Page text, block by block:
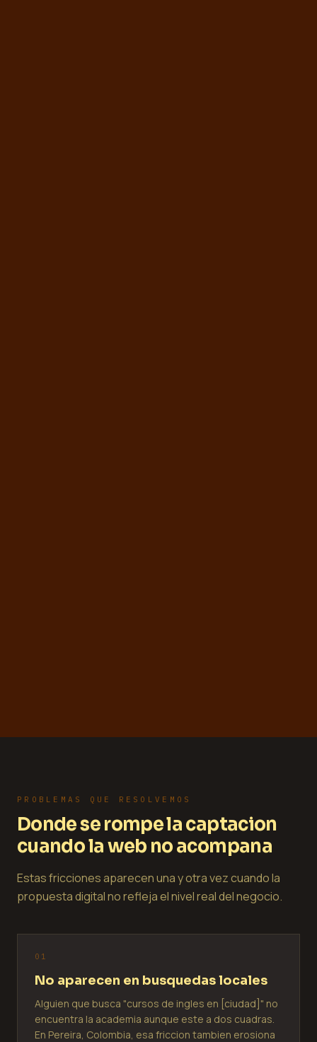
PROBLEMAS QUE RESOLVEMOS
Donde se rompe la captacion
cuando la web no acompana
Estas fricciones aparecen una y otra vez cuando la
propuesta digital no refleja el nivel real del negocio.
0 1
No aparecen en busquedas locales
Alguien que busca "cursos de ingles en [ciudad]" no
encuentra la academia aunque este a dos cuadras.
En Pereira, Colombia, esa friccion tambien erosiona